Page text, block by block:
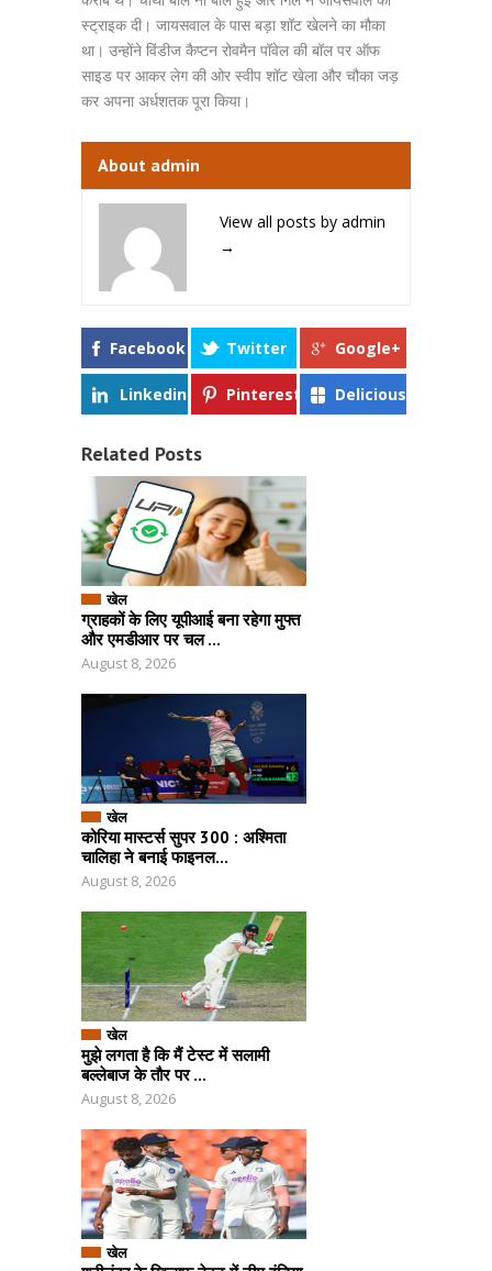
स्ट्राइक दी। जायसवाल के पास बड़ा शॉट खेलने का मौका
था। उन्होंने विंडीज कैप्टन रोवमैन पॉवेल की बॉल पर ऑफ
साइड पर आकर लेग की ओर स्वीप शॉट खेला और चौका जड़
कर अपना अर्धशतक पूरा किया।
About admin
View all posts by admin
→
Facebook Twitter Google+
Linkedin Pinterest Delicious
Related Posts
खेल
ग्राहकों के लिए यूपीआई बना रहेगा मुफ्त
और एमडीआर पर चल ...
August 8, 2026
खेल
कोरिया मास्टर्स सुपर 300 : अश्मिता
चालिहा ने बनाई फाइनल...
August 8, 2026
खेल
मुझे लगता है कि मैं टेस्ट में सलामी
बल्लेबाज के तौर पर ...
August 8, 2026
खेल